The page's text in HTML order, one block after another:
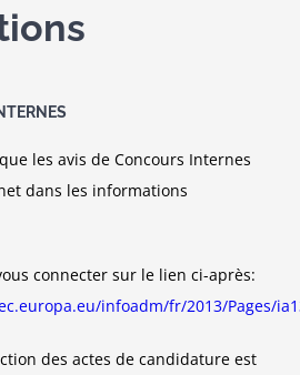
les avis de Concours Internes
dans les informations
connecter sur le lien ci-après:
infoadm/fr/2013/Pages/
des actes de candidature est